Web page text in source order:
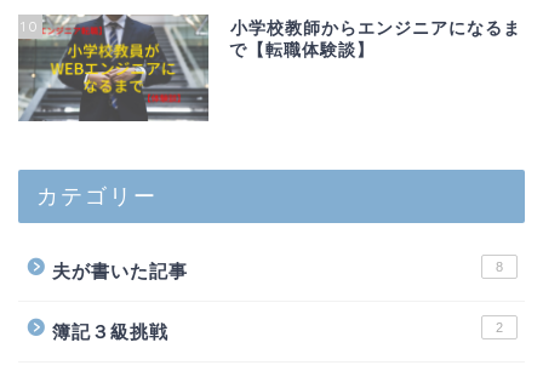
10
小学校教師からエンジニアになるま
で【転職体験談】
カテゴリー
夫が書いた記事 8
簿記３級挑戦 2